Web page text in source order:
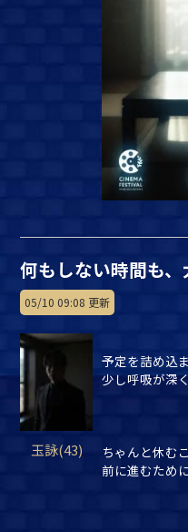
何もしない時間も、
05/10 09:08 更新
玉詠(43)
予定を詰め込
少し呼吸が深
ちゃんと休む
前に進むため